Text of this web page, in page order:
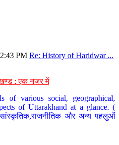
PM Re: History of Haridwar ...
: एक नजर में
of various social, geographical,
of Uttarakhand at a glance. (
और अन्य पहलुओं